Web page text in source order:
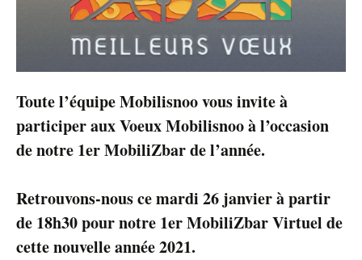
Toute l’équipe Mobilisnoo vous invite à
participer auxVoeux Mobilisnooà l’occasion
de notre 1er MobiliZbar de l’année.
Retrouvons-nous ce mardi 26 janvier à partir
de 18h30 pour notre 1er MobiliZbar Virtuel de
cette nouvelle année 2021.